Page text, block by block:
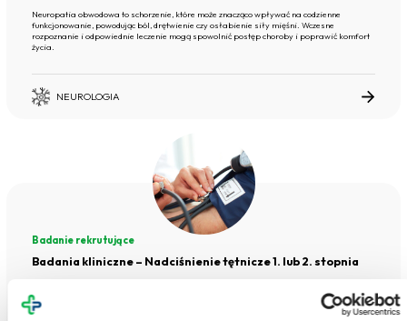
Neuropatia obwodowa to schorzenie, które może znacząco wpływać na codzienne
funkcjonowanie, powodując ból, drętwienie czy osłabienie siły mięśni. Wczesne
rozpoznanie i odpowiednie leczenie mogą spowolnić postęp choroby i poprawić komfort
życia.
NEUROLOGIA
Badanie rekrutujące
Badania kliniczne – Nadciśnienie tętnicze 1. lub 2. stopnia
dawać objawów, a mimo to zwiększa ryzyko poważnych chorób serca, mózgu i nerek.
Wczesne wykrycie i odpowiednia kontrola nadciśnienia pozwalają znacznie zmniejszyć to
ryzyko.